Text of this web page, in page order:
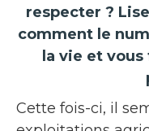
respecter ?
comment le
la vie et
Cette fois-ci, il